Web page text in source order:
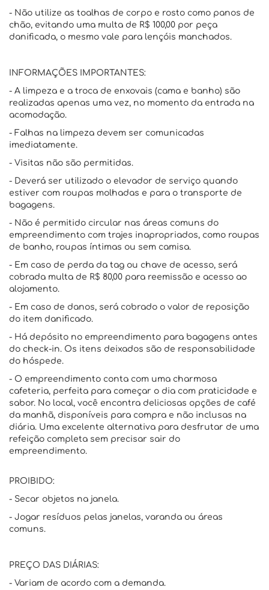
- Não utilize as toalhas de corpo e rosto como panos de
chão, evitando uma multa de R$ 100,00 por peça
danificada, o mesmo vale para lençóis manchados.
INFORMAÇÕES IMPORTANTES:
- A limpeza e a troca de enxovais (cama e banho) são
realizadas apenas uma vez, no momento da entrada na
acomodação.
- Falhas na limpeza devem ser comunicadas
imediatamente.
- Visitas não são permitidas.
- Deverá ser utilizado o elevador de serviço quando
estiver com roupas molhadas e para o transporte de
bagagens.
- Não é permitido circular nas áreas comuns do
empreendimento com trajes inapropriados, como roupas
de banho, roupas íntimas ou sem camisa.
- Em caso de perda da tag ou chave de acesso, será
cobrada multa de R$ 80,00 para reemissão e acesso ao
alojamento.
- Em caso de danos, será cobrado o valor de reposição
do item danificado.
- Há depósito no empreendimento para bagagens antes
do check-in. Os itens deixados são de responsabilidade
do hóspede.
- O empreendimento conta com uma charmosa
cafeteria, perfeita para começar o dia com praticidade e
sabor. No local, você encontra deliciosas opções de café
da manhã, disponíveis para compra e não inclusas na
diária. Uma excelente alternativa para desfrutar de uma
refeição completa sem precisar sair do
empreendimento.
PROIBIDO:
- Secar objetos na janela.
- Jogar resíduos pelas janelas, varanda ou áreas
comuns.
PREÇO DAS DIÁRIAS:
- Variam de acordo com a demanda.